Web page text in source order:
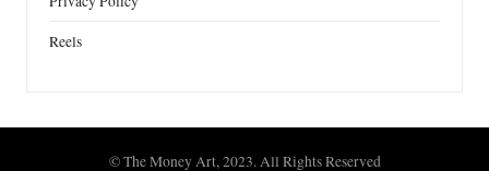
Reels
© The Money Art, 2023. All Rights Reserved